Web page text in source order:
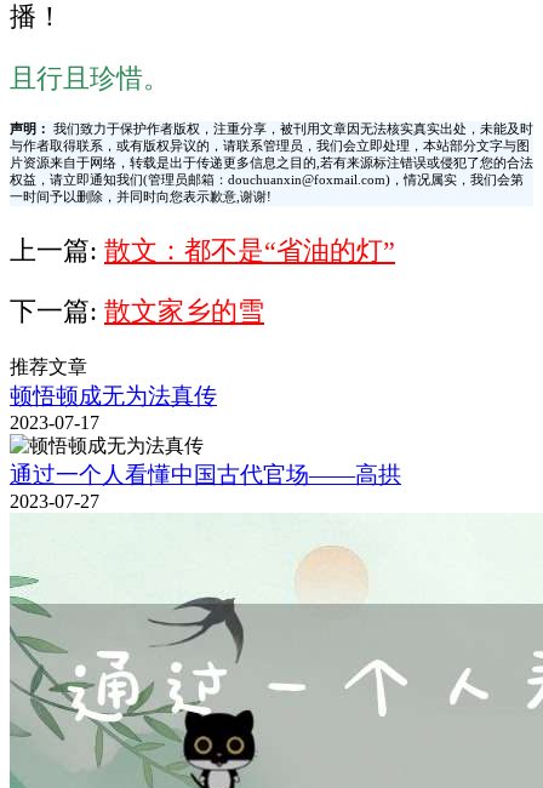
播！
且行且珍惜。
声明：
我们致力于保护作者版权，注重分享，被刊用文章因无法核实真实出处，未能及时
与作者取得联系，或有版权异议的，请联系管理员，我们会立即处理，本站部分文字与图
片资源来自于网络，转载是出于传递更多信息之目的,若有来源标注错误或侵犯了您的合法
权益，请立即通知我们(管理员邮箱：douchuanxin@foxmail.com)，情况属实，我们会第
一时间予以删除，并同时向您表示歉意,谢谢!
上一篇: 散文：都不是“省油的灯”
下一篇: 散文家乡的雪
推荐文章
顿悟顿成无为法真传
2023-07-17
通过一个人看懂中国古代官场——高拱
2023-07-27